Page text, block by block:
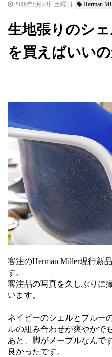
2016年5月28日土曜日 Herman
生地張りのシ
を買えばいいの
客注のHerman Miller現行新
す。
客注品の写真を久しぶりに
います。
ネイビーのシェルとブルー
ルの組み合わせが爽やかで
あと、脚がメープルなんで
良かったです。